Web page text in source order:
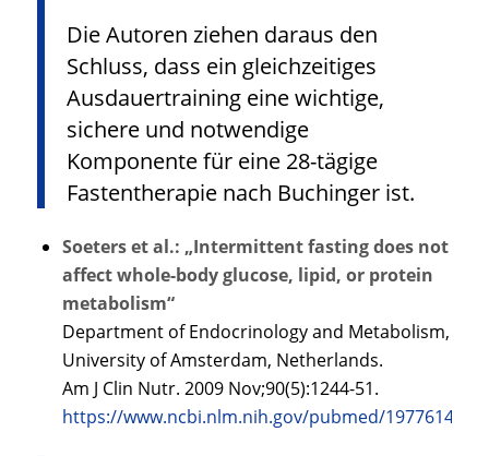
Die Autoren ziehen daraus den
Schluss, dass ein gleichzeitiges
Ausdauertraining eine wichtige,
sichere und notwendige
Komponente für eine 28-tägige
Fastentherapie nach Buchinger ist.
Soeters et al.: „Intermittent fasting does not
affect whole-body glucose, lipid, or protein
metabolism“
Department of Endocrinology and Metabolism,
University of Amsterdam, Netherlands.
Am J Clin Nutr. 2009 Nov;90(5):1244-51.
https://www.ncbi.nlm.nih.gov/pubmed/19776143